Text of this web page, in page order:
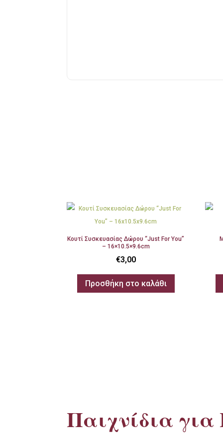
Κουτί Συσκευασίας Δώρου “Just For You”
– 16×10.5×9.6cm
€3,00
Προσθήκη στο καλάθι
Παιχνίδια